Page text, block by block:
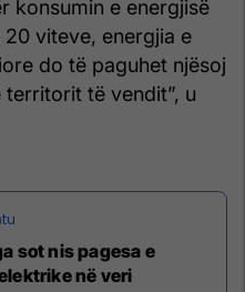
konsumin e energjisë
20 viteve, energjia e
do të paguhet njësoj
të vendit”, u
sot nis pagesa e
në veri